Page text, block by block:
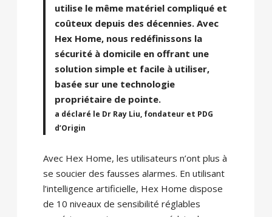
utilise le même matériel compliqué et
coûteux depuis des décennies. Avec
Hex Home, nous redéfinissons la
sécurité à domicile en offrant une
solution simple et facile à utiliser,
basée sur une technologie
propriétaire de pointe.
a déclaré le Dr Ray Liu, fondateur et PDG
d’Origin
Avec Hex Home, les utilisateurs n’ont plus à
se soucier des fausses alarmes. En utilisant
l’intelligence artificielle, Hex Home dispose
de 10 niveaux de sensibilité réglables